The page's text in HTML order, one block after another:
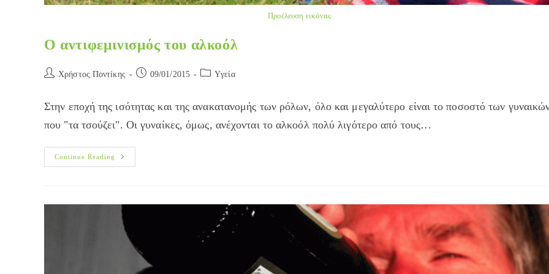
Προέλευση εικόνας
Ο αντιφεμινισμός του αλκοόλ
Post Χρήστος Ποντίκης
Post09/01/2015
PostYγεία
Στην εποχή της ισότητας και της ανακατανομής των ρόλων, όλο και μεγαλύτερο είναι το ποσοστό των
που "τα τσούζει". Oι γυναίκες, όμως, ανέχονται το αλκοόλ πολύ λιγότερο από τους…
Continue Reading
Ο
Αντιφεμινισμός